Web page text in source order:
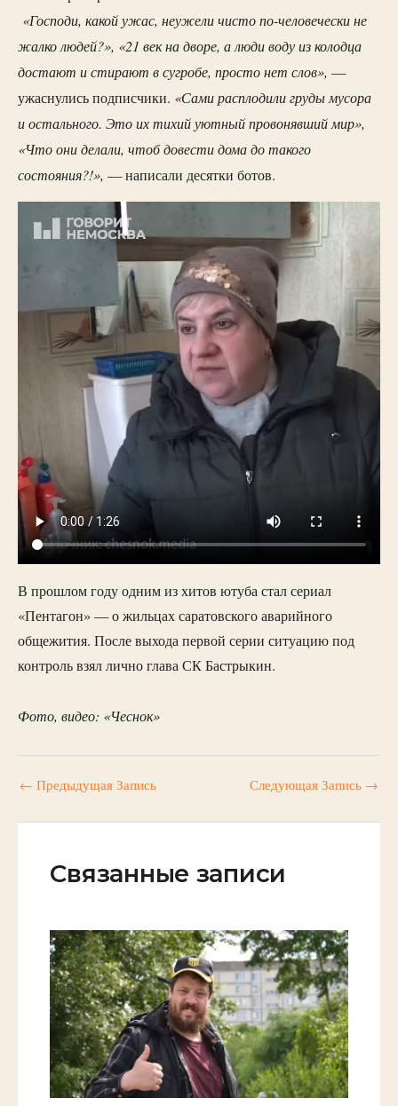
«Господи, какой ужас, неужели чисто по-человечески не
жалко людей?», «21 век на дворе, а люди воду из колодца
достают и стирают в сугробе, просто нет слов», —
ужаснулись подписчики. «Сами расплодили груды мусора
и остального. Это их тихий уютный провонявший мир»,
«Что они делали, чтоб довести дома до такого
состояния?!», — написали десятки ботов.
В прошлом году одним из хитов ютуба стал сериал
«Пентагон» — о жильцах саратовского аварийного
общежития. После выхода первой серии ситуацию под
контроль взял лично глава СК Бастрыкин.
Фото, видео: «Чеснок»
← Предыдущая Запись Следующая Запись →
Связанные записи